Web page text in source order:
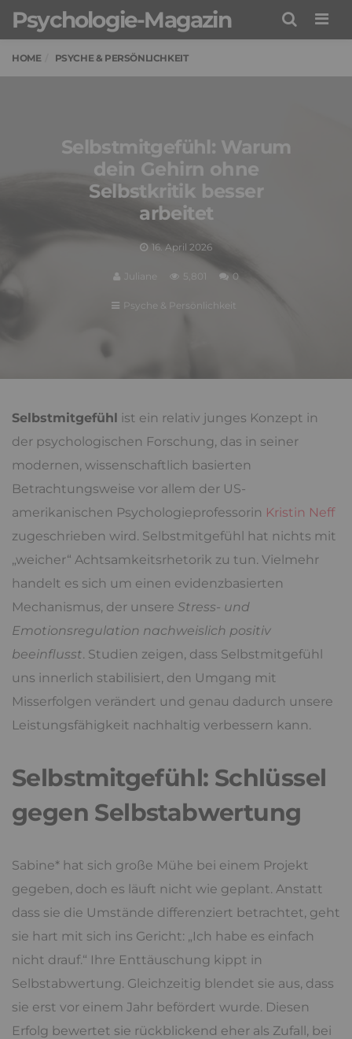
Psychologie-Magazin
HOME PSYCHE & PERSÖNLICHKEIT
Selbstmitgefühl: Warum
dein Gehirn ohne
Selbstkritik besser
arbeitet
16. April 2026
Juliane 5,801 0
Psyche & Persönlichkeit
Selbstmitgefühl ist ein relativ junges Konzept in
der psychologischen Forschung, das in seiner
modernen, wissenschaftlich basierten
Betrachtungsweise vor allem der US-
amerikanischen Psychologieprofessorin Kristin Neff
zugeschrieben wird. Selbstmitgefühl hat nichts mit
„weicher“ Achtsamkeitsrhetorik zu tun. Vielmehr
handelt es sich um einen evidenzbasierten
Mechanismus, der unsere Stress- und
Emotionsregulation nachweislich positiv
beeinflusst. Studien zeigen, dass Selbstmitgefühl
uns innerlich stabilisiert, den Umgang mit
Misserfolgen verändert und genau dadurch unsere
Leistungsfähigkeit nachhaltig verbessern kann.
Selbstmitgefühl: Schlüssel
gegen Selbstabwertung
Sabine* hat sich große Mühe bei einem Projekt
gegeben, doch es läuft nicht wie geplant. Anstatt
dass sie die Umstände differenziert betrachtet, geht
sie hart mit sich ins Gericht: „Ich habe es einfach
nicht drauf.“ Ihre Enttäuschung kippt in
Selbstabwertung. Gleichzeitig blendet sie aus, dass
sie erst vor einem Jahr befördert wurde. Diesen
Erfolg bewertet sie rückblickend eher als Zufall, bei